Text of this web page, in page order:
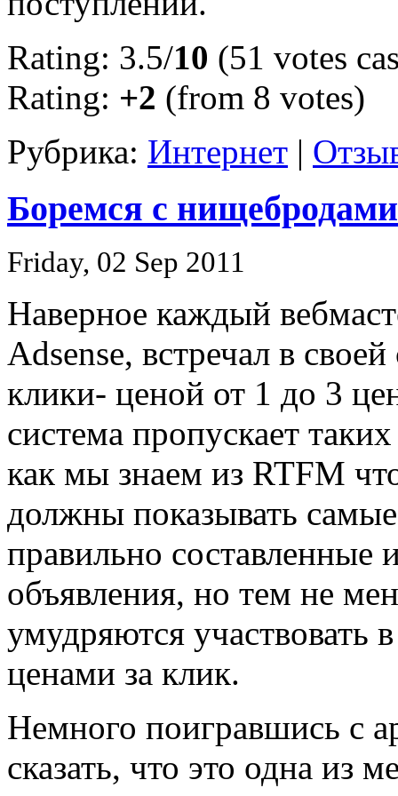
Rating: 3.5/10 (51 votes
Rating: +2 (from 8 votes)
Рубрика: Интернет |
Боремся с
Friday, 02 Sep 2011
Наверное каждый
Adsense, встречал в
клики- ценой от 1 до 3
система пропускает
как мы знаем из RTFM
должны показывать
правильно составленные
объявления, но тем не
умудряются участвовать
ценами за клик.
Немного поигравшись с
сказать, что это одна из